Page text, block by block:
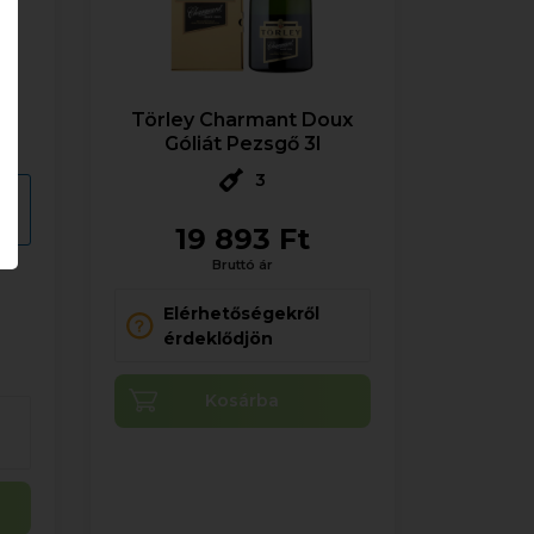
Törley Charmant Doux
Góliát Pezsgő 3l
3
19 893 Ft
Bruttó ár
Elérhetőségekről
érdeklődjön
Kosárba